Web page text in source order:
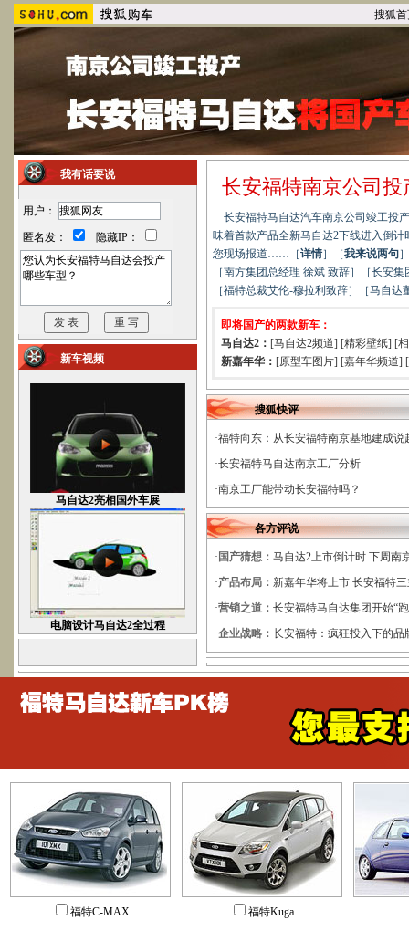
搜狐
我有话要说
用户：
匿名发： 隐藏IP：
新车视频
马自达2亮相国外车展
电脑设计马自达2全过程
长安福特南京公司投
长安福特马自达汽车南京公司竣工投
味着首款产品全新马自达2下线进入倒
您现场报道……［详情］［我来说两句］
［南方集团总经理 徐斌 致辞］［长安集
［福特总裁艾伦-穆拉利致辞］［马自达
即将国产的两款新车：
马自达2： [马自达2频道] [精彩壁纸] [
新嘉年华： [原型车图片] [嘉年华频道] [
搜狐快评
·福特向东：从长安福特南京基地建成说
·长安福特马自达南京工厂分析
·南京工厂能带动长安福特吗？
各方评说
· 国产猜想： 马自达2上市倒计时 下周南
·产品布局： 新嘉年华将上市 长安福特
·营销之道： 长安福特马自达集团开始“
·企业战略： 长安福特：疯狂投入下的品
福特C-MAX 福特Kuga